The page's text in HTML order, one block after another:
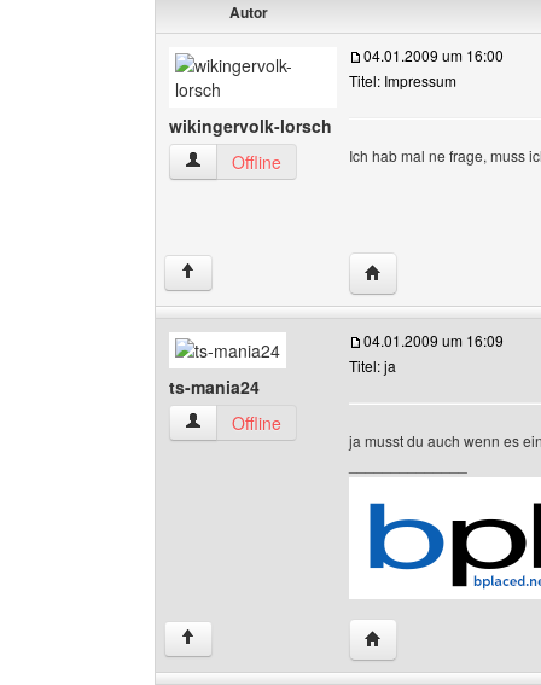
Autor
wikingervolk-lorsch
wikingervolk-lorsch Benutzer-Profile anzeigen
Offline
04.01.2009 um 16:00
Titel: Impressum
Ich hab mal ne frage, muss
↑ Website dieses
ts-mania24
ts-mania24 Benutzer-Profile anzeigen
Offline
04.01.2009 um 16:09
Titel: ja
ja musst du auch wenn es
↑ Website dieses